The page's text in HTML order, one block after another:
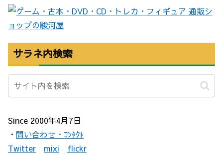
サラネ内検索
Since 2000年4月7日
・ 問い合わせ・ｺﾝﾀｸﾄ
Twitter
mixi flickr